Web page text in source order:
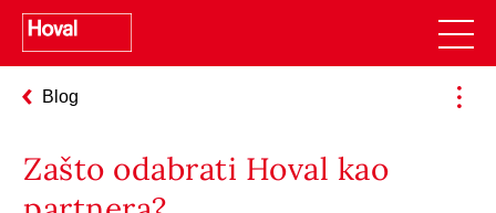
Blog
Zašto odabrati Hoval kao